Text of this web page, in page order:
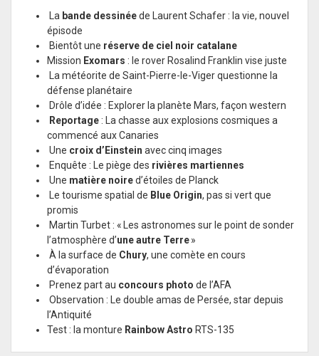
La bande dessinéede Laurent Schafer : la vie, nouvel
épisode
Bientôt une réserve de ciel noir catalane
Mission Exomars : le rover Rosalind Franklin vise juste
La météorite de Saint-Pierre-le-Viger questionne la
défense planétaire
Drôle d’idée : Explorer la planète Mars, façon western
Reportage : La chasse aux explosions cosmiques a
commencé aux Canaries
Une croix d’Einstein avec cinq images
Enquête : Le piège des rivières martiennes
Une matière noired’étoiles de Planck
Le tourisme spatial de Blue Origin, pas si vert que
promis
Martin Turbet : « Les astronomes sur le point de sonder
l’atmosphère d’une autre Terre»
À la surface de Chury, une comète en cours
d’évaporation
Prenez part au concours photo de l’AFA
Observation : Le double amas de Persée, star depuis
l’Antiquité
Test : la monture Rainbow Astro RTS-135